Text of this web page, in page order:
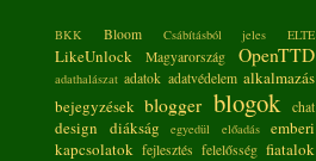
BKK Bloom Csábításból jeles ELTE
LikeUnlock Magyarország OpenTTD
adathalászat adatok adatvédelem alkalmazás
bejegyzések blogger blogok chat
design diákság egyedül előadás
emberi
kapcsolatok fejlesztés felelősség fiatalok